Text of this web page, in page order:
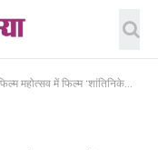
‘शांतिनिकेतन’ के प्रदर्शन से उत्साहित हैं अभिनेत्री नंदा यादव